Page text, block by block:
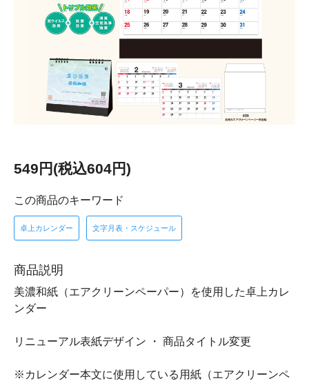
549円(税込604円)
この商品のキーワード
卓上カレンダー 文字月表・スケジュール
商品説明
美濃和紙（エアクリーンペーパー）を使用した卓上カレ
ンダー
リニューアル表紙デザイン ・ 商品タイトル変更
※カレンダー本文に使用している用紙（エアクリーンペ